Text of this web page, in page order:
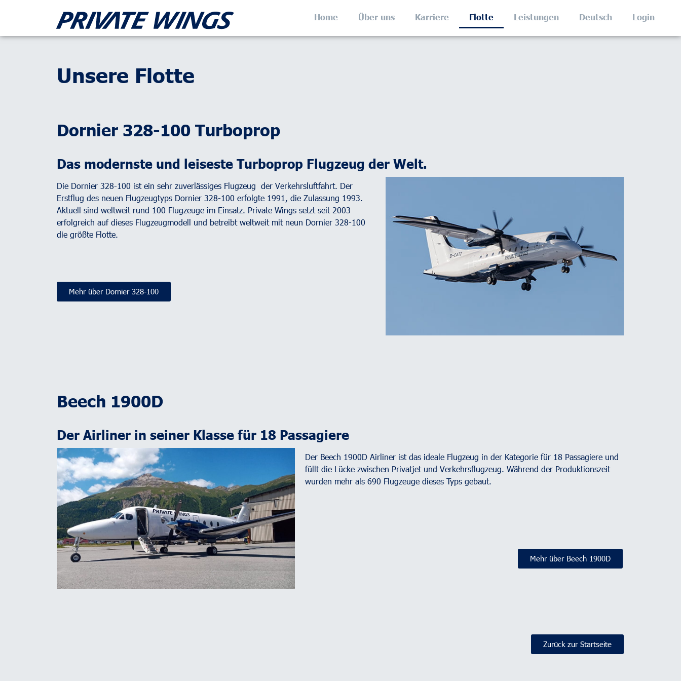
Home Über uns Karriere Flotte Leistungen Deutsch Login
Unsere Flotte
Dornier 328-100 Turboprop
Das modernste und leiseste Turboprop Flugzeug der Welt.
Die Dornier 328-100 ist ein sehr zuverlässiges Flugzeug der Verkehrsluftfahrt. Der
Erstflug des neuen Flugzeugtyps Dornier 328-100 erfolgte 1991, die Zulassung 1993.
Aktuell sind weltweit rund 100 Flugzeuge im Einsatz. Private Wings setzt seit 2003
erfolgreich auf dieses Flugzeugmodell und betreibt weltweit mit neun Dornier 328-100
die größte Flotte.
Mehr über Dornier 328-100
Beech 1900D
Der Airliner in seiner Klasse für 18 Passagiere
Der Beech 1900D Airliner ist das ideale Flugzeug in der Kategorie für 18 Passagiere und
füllt die Lücke zwischen Privatjet und Verkehrsflugzeug. Während der Produktionszeit
wurden mehr als 690 Flugzeuge dieses Typs gebaut.
Mehr über Beech 1900D
Zurück zur Startseite